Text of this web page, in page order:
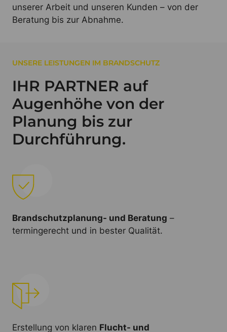
unserer Arbeit und unseren Kunden – von der
Beratung bis zur Abnahme.
UNSERE LEISTUNGEN IM BRANDSCHUTZ
IHR PARTNER auf
Augenhöhe von der
Planung bis zur
Durchführung.
Brandschutzplanung- und Beratung –
termingerecht und in bester Qualität.
Erstellung von klaren Flucht- und